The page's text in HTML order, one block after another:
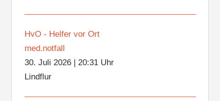
HvO - Helfer vor Ort
med.notfall
30. Juli 2026| 20:31 Uhr
Lindflur